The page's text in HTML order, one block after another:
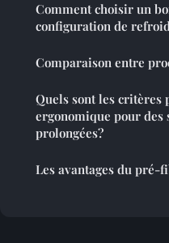
Comment choisir un
configuration de
Comparaison entre
Quels sont les critères
ergonomique pour des
prolongées?
Les avantages du pré-